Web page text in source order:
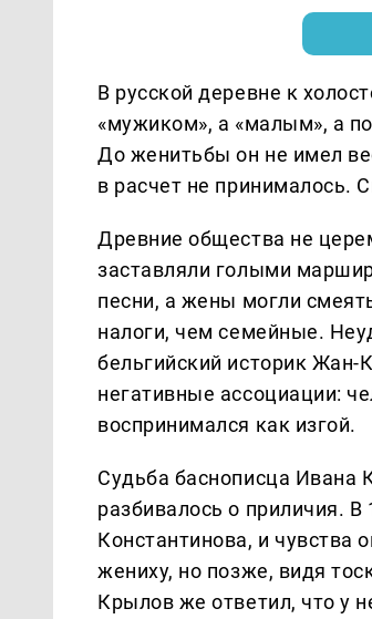
В русской деревне к
«мужиком», а «малым», а
До женитьбы он не имел
в расчет не принималось.
Древние общества не
заставляли голыми
песни, а жены могли
налоги, чем семейные.
бельгийский историк Жан-
негативные ассоциации:
воспринимался как изгой.
Судьба баснописца Ивана
разбивалось о приличия.
Константинова, и чувства
жениху, но позже, видя
Крылов же ответил, что у